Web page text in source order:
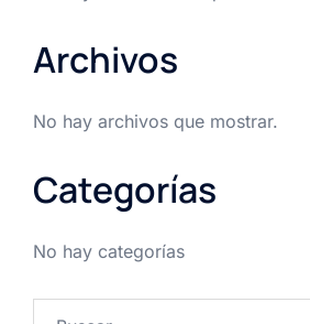
Archivos
No hay archivos que mostrar.
Categorías
No hay categorías